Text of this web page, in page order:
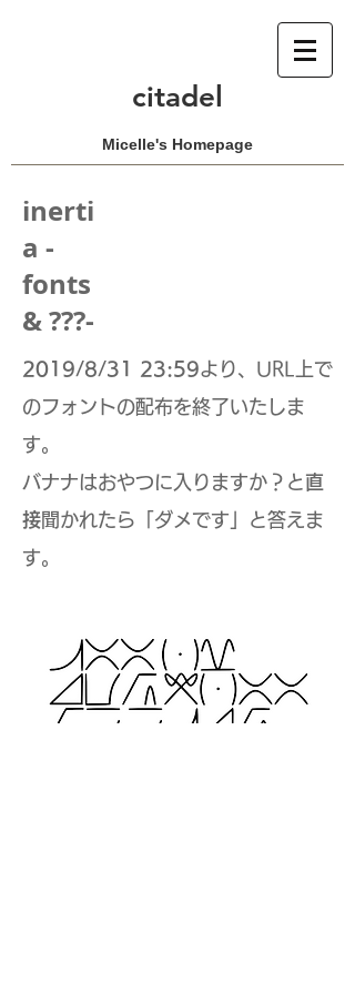
citadel
Micelle's Homepage
inerti
a -
fonts
& ???-
2019/8/31 23:59より、URL上で
のフォントの配布を終了いたしま
す。
​バナナはおやつに入りますか？と 直
接聞かれたら「ダメです」と答えま
す。